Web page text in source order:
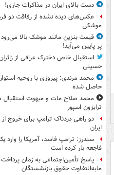
دست بالای ایران در مذاکرات جاری!
عکس‌های دیده نشده از رفاقت دو
موشکی
قیمت بنزین مانند موشک بالا می‌رود
پر پایین می‌آید!
استقبال خاص دخترک عراقی از
حسینی
محمد مرندی: پیروزی با روحیه
حاصل شده
محمد صلاح مات و مبهوت استقبال
ترابزون اسپور
دو راهی دردناک ترامپ برای خروج
ایران
سندرز: ترامپ فاسد، آمریکا را وارد
فاجعه بار کرده است
پاسخ تأمین‌اجتماعی به زمان پرداخت
مابه‌التفاوت حقوق بازنشستگان